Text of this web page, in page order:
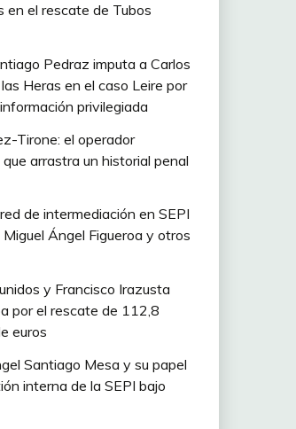
en el rescate de Tubos
Pedraz imputa a Carlos
Heras en el caso Leire por
privilegiada
Tirone: el operador
arrastra un historial penal
de intermediación en SEPI
Ángel Figueroa y otros
y Francisco Irazusta
por el rescate de 112,8
euros
Santiago Mesa y su papel
interna de la SEPI bajo